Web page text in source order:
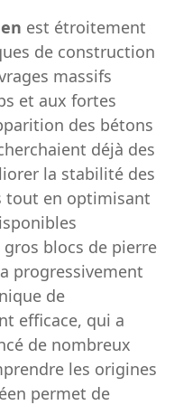
est étroitement
de construction
massifs
et aux fortes
des bétons
déjà des
la stabilité des
tout en optimisant
blocs de pierre
progressivement
de
efficace, qui a
de nombreux
les origines
permet de